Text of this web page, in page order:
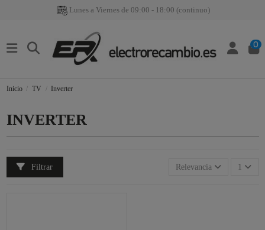
Lunes a Viernes de 09:00 - 18:00 (continuo)
0
Inicio TV Inverter
INVERTER
Filtrar Relevancia 1